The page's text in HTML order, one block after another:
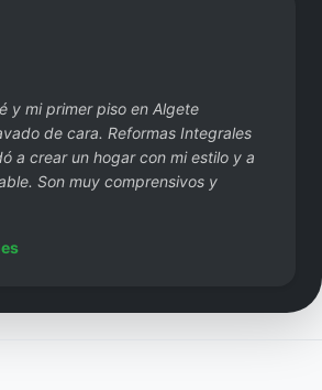
y mi primer piso en Algete
de cara. Reformas Integrales
a crear un hogar con mi estilo y a
Son muy comprensivos y